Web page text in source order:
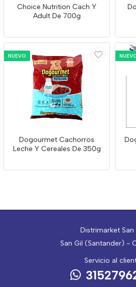
Choice Nutrition Cach Y
Adult De 700g
NUEVO
Dogourmet Cachorros
Leche Y Cereales De 350g
Distrimarket San
San Gil (Santander) -
Servicio al